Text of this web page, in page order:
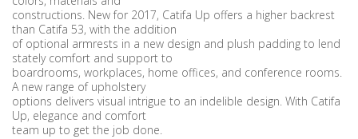
constructions. New for 2017, Catifa Up offers a higher backrest
than Catifa 53, with the addition
of optional armrests in a new design and plush padding to lend
stately comfort and support to
boardrooms, workplaces, home offices, and conference rooms.
A new range of upholstery
options delivers visual intrigue to an indelible design. With Catifa
Up, elegance and comfort
team up to get the job done.